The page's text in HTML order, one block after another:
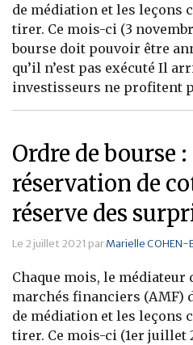
de médiation et les leçons
tirer. Ce mois-ci (3
bourse doit pouvoir être
qu’il n’est pas exécuté Il
investisseurs ne profitent
Ordre de bourse
réservation de
réserve des
Le 2 juillet 2021 parMarielle COHEN-
Chaque mois, le médiateur
marchés financiers (AMF)
de médiation et les leçons
tirer. Ce mois-ci (1er juillet